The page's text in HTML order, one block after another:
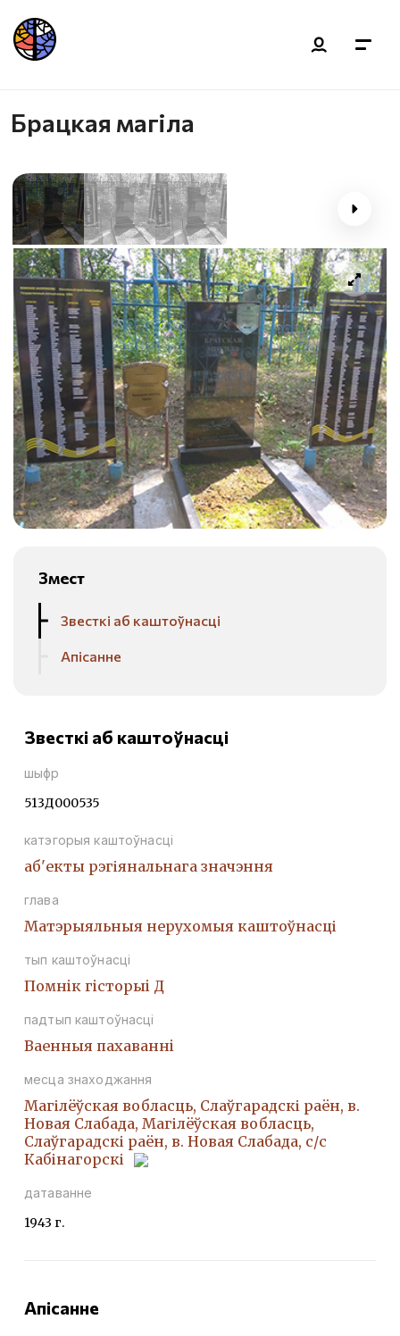
Брацкая магiла
Змест
Звесткі аб каштоўнасці
Апісанне
Звесткі аб каштоўнасці
шыфр
513Д000535
катэгорыя каштоўнасці
аб'екты рэгіянальнага значэння
глава
Матэрыяльныя нерухомыя каштоўнасці
тып каштоўнасці
Помнiк гiсторыi Д
падтып каштоўнасці
Ваенныя пахаваннi
месца знаходжання
Магілёўская вобласць, Слаўгарадскі раён, в.
Новая Слабада, Магілёўская вобласць,
Слаўгарадскі раён, в. Новая Слабада, с/с
Кабінагорскі
датаванне
1943 г.
Апісанне